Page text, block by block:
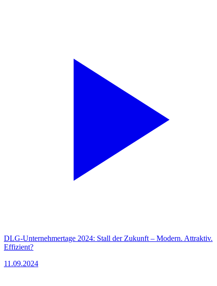
DLG-Unternehmertage 2024: Stall der Zukunft – Modern. Attraktiv.
Effizient?
11.09.2024